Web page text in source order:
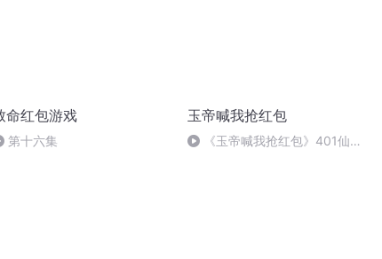
命红包游戏
第十六集
玉帝喊我抢红包
《玉帝喊我抢红包》401仙凡